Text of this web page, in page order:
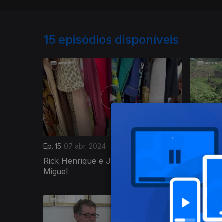
15 episódios disponíveis
Ep. 15 07 abr. 2024
Rick Henrique e João Oliveira | São
Miguel
São